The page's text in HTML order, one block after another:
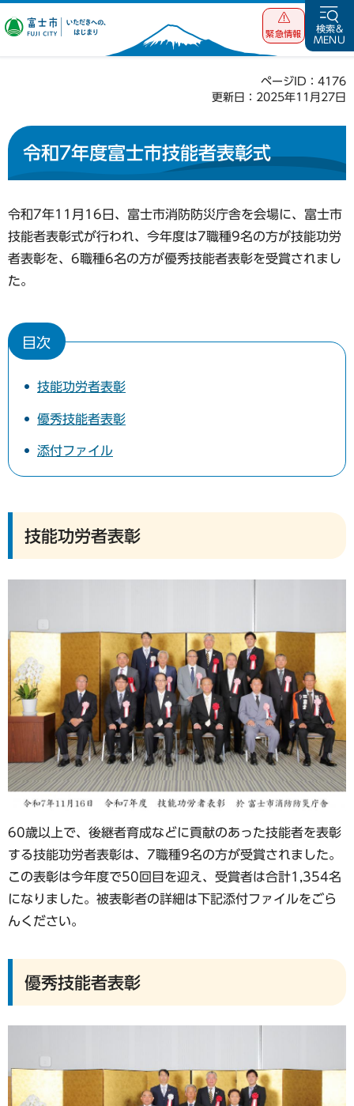
富士市 いただ
緊急情報
検索&
MENU
ページID：4176
更新日：2025年11月27日
令和7年度富士市技能者表彰式
令和7年11月16日、富士市消防防災庁舎を会場に、富士市
技能者表彰式が行われ、今年度は7職種9名の方が技能功労
者表彰を、6職種6名の方が優秀技能者表彰を受賞されまし
た。
目次
技能功労者表彰
優秀技能者表彰
添付ファイル
技能功労者表彰
60歳以上で、後継者育成などに貢献のあった技能者を表彰
する技能功労者表彰は、7職種9名の方が受賞されました。
この表彰は今年度で50回目を迎え、受賞者は合計1,354名
になりました。被表彰者の詳細は下記添付ファイルをごら
んください。
優秀技能者表彰